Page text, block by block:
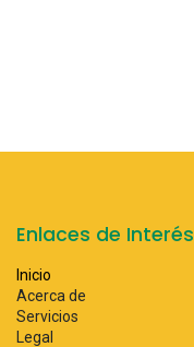
Enlaces de Interés
Inicio
Acerca de
Servicios
Legal